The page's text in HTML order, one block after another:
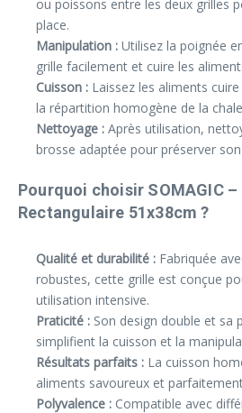
ou poissons entre les deux grilles
place.
Manipulation : Utilisez la poignée
grille facilement et cuire les
Cuisson : Laissez les aliments
la répartition homogène de la
Nettoyage : Après utilisation,
brosse adaptée pour préserver
Pourquoi choisir SOMAGIC
Rectangulaire 51x38cm ?
Qualité et durabilité : Fabriquée
robustes, cette grille est conçue
utilisation intensive.
Praticité : Son design double et sa
simplifient la cuisson et la
Résultats parfaits : La cuisson
aliments savoureux et
Polyvalence : Compatible avec